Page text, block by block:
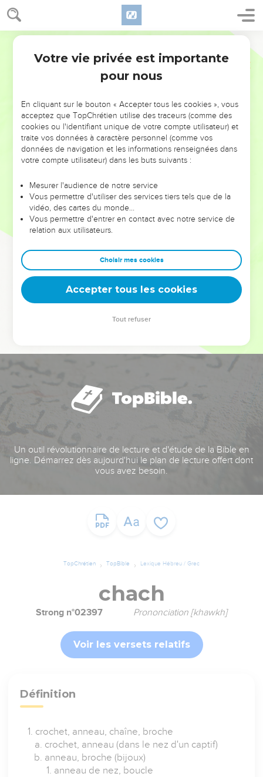
NE MANQUEZ PAS L’ÉVÉNEMENT
DE L’ANNÉE !
ET SI LEURS ERREURS POUVAIENT VOUS ÉVITER LES
VOTRES ?
leur foi ou leur vision. Mais on voit moins les doutes, les erreurs
et les saisons difficiles qu'ils ont traversés, alors même que ce
sont elles qui les ont façonnés.
Dans cette conférence, leaders, entrepreneurs, et responsables
clés pour avancer avec plus de sagesse afin que leurs erreurs
deviennent vos tremplins. Que vous guidiez un ministère, une
équipe, un groupe ou une famille, leur expérience est faite
Un outil révolutionnaire de lecture et d'étude de la Bible en
ligne. Démarrez dès aujourd'hui le plan de lecture offert dont
vous avez besoin.
TopChrétien TopBible Lexique Hébreu / Grec
chach
Strong n°02397 Prononciation [khawkh]
Voir les versets relatifs
Définition
crochet, anneau, chaîne, broche
crochet, anneau (dans le nez d'un captif)
anneau, broche (bijoux)
anneau de nez, boucle
Votre vie privée est importante
pour nous
En cliquant sur le bouton « Accepter tous les cookies », vous
acceptez que TopChrétien utilise des traceurs (comme des
cookies ou l'identifiant unique de votre compte utilisateur) et
traite vos données à caractère personnel (comme vos
données de navigation et les informations renseignées dans
votre compte utilisateur) dans les buts suivants :
Mesurer l'audience de notre service
Vous permettre d'utiliser des services tiers tels que de la
vidéo, des cartes du monde…
Vous permettre d'entrer en contact avec notre service de
relation aux utilisateurs.
Choisir mes cookies
Accepter tous les cookies
Tout refuser